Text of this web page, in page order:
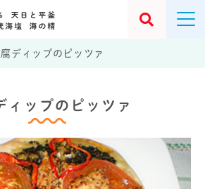
腐ディップのピッツァ
ィップのピッツァ